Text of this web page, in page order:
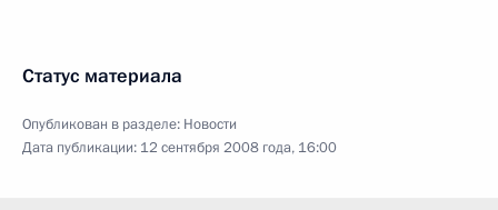
Статус материала
Опубликован в разделе: Новости
Дата публикации: 12 сентября 2008 года, 16:00